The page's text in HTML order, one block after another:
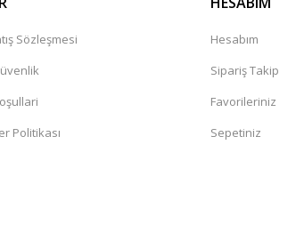
Sözleşmesi
Politikası
Hesabım
Sipariş Takip
Favorileriniz
Sepetiniz